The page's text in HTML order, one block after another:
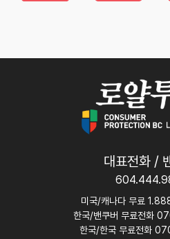
대표전화 /
미국/캐나다 무료
한국/밴쿠버 무료전화
한국/한국 무료전화